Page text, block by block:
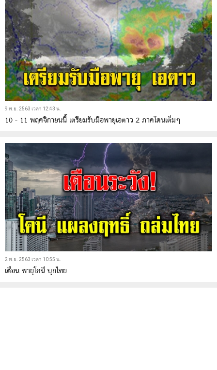
9 พ.ย. 2563 เวลา 12:43 น.
10 - 11 พฤศจิกายนนี้ เตรียมรับมือพายุเอตาว 2 ภาคโดนเต็มๆ
2 พ.ย. 2563 เวลา 10:55 น.
เตือน พายุโคนี บุกไทย